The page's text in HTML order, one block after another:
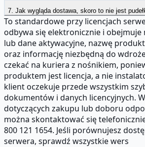
7. Jak wygląda dostawa, skoro to nie jest
To standardowe przy licencjach
odbywa się elektronicznie i obejmuje
lub dane aktywacyjne, nazwę
oraz informację niezbędną do
czekać na kuriera z nośnikiem,
produktem jest licencja, a nie
klient oczekuje przede wszystkim
dokumentów i danych licencyjnych.
dotyczących zakupu lub doboru
można skontaktować się
800 121 1654. Jeśli porównujesz
serwera, sprawdź wszystkie wers